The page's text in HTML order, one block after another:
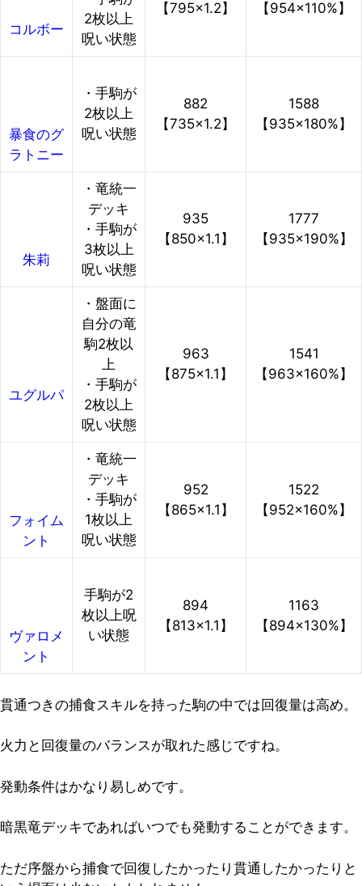
コルボー
2枚以上
呪い状態
【795×1.2】 【954×110%】
暴食のグ
ラトニー
・手駒が
2枚以上
呪い状態
882
【735×1.2】
1588
【935×180%】
朱莉
・竜統一
デッキ
・手駒が
3枚以上
呪い状態
935
【850×1.1】
1777
【935×190%】
ユグルパ
・盤面に
自分の竜
駒2枚以
上
・手駒が
2枚以上
呪い状態
963
【875×1.1】
1541
【963×160%】
フォイム
ント
・竜統一
デッキ
・手駒が
1枚以上
呪い状態
952
【865×1.1】
1522
【952×160%】
ヴァロメ
ント
手駒が2
枚以上呪
い状態
894
【813×1.1】
1163
【894×130%】
貫通つきの捕食スキルを持った駒の中では回復量は高め。
火力と回復量のバランスが取れた感じですね。
発動条件はかなり易しめです。
暗黒竜デッキであればいつでも発動することができます。
ただ序盤から捕食で回復したかったり貫通したかったりと